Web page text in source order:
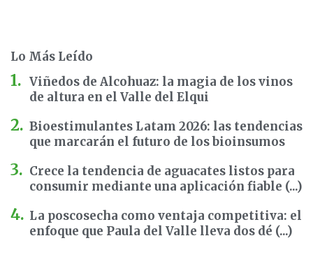
Lo Más Leído
Viñedos de Alcohuaz: la magia de los vinos
de altura en el Valle del Elqui
Bioestimulantes Latam 2026: las tendencias
que marcarán el futuro de los bioinsumos
Crece la tendencia de aguacates listos para
consumir mediante una aplicación fiable (...)
La poscosecha como ventaja competitiva: el
enfoque que Paula del Valle lleva dos dé (...)